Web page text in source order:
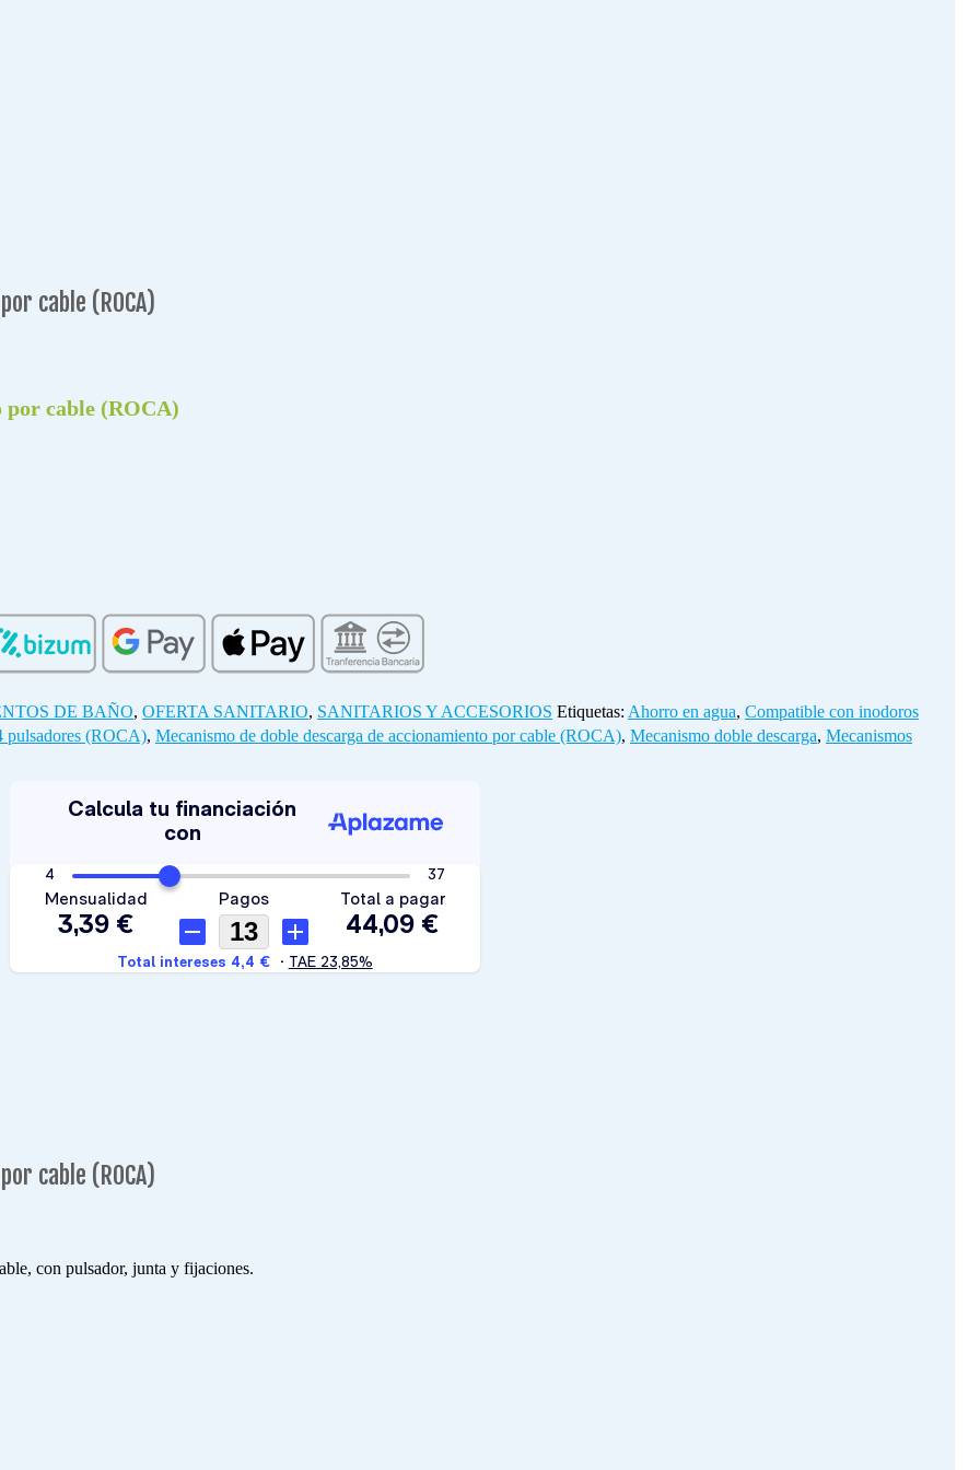
cable (ROCA)
por cable (ROCA)
DE BAÑO, OFERTA SANITARIO, SANITARIOS Y ACCESORIOS Etiquetas: Ahorro en agua, Compatible con inodoros
pulsadores (ROCA), Mecanismo de doble descarga de accionamiento por cable (ROCA), Mecanismo doble descarga, Mecanismos
cable (ROCA)
con pulsador, junta y fijaciones.